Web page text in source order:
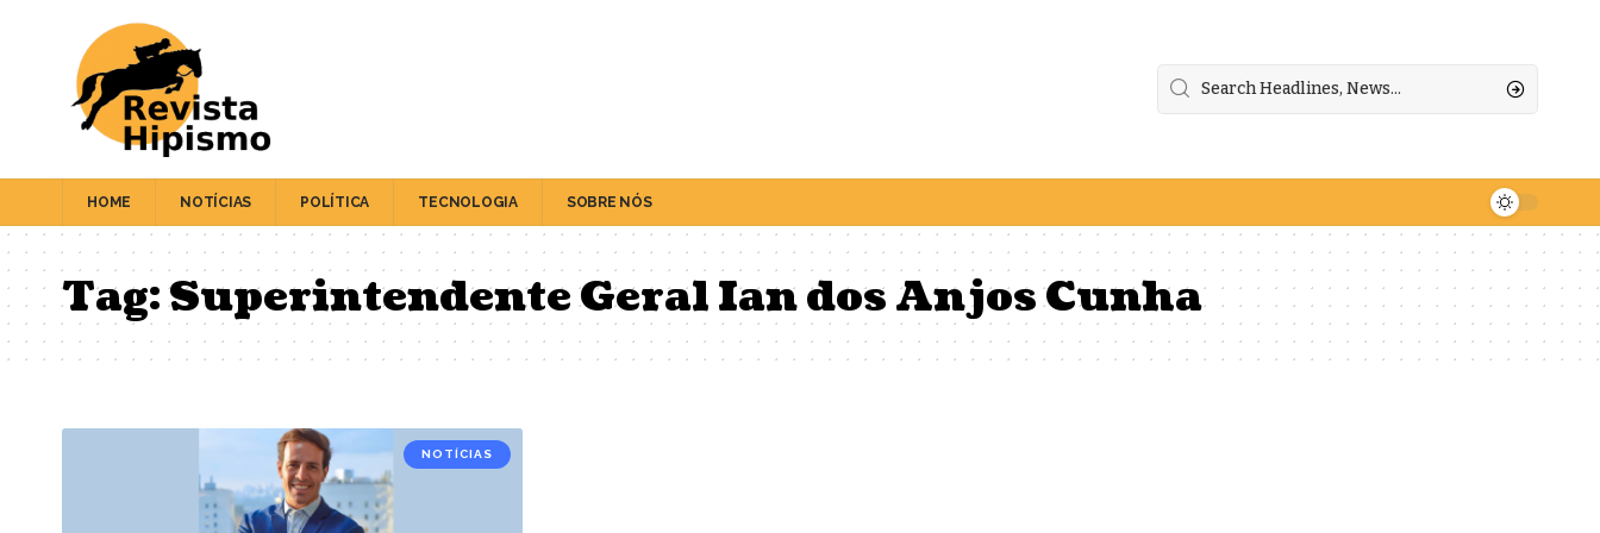
HOME NOTÍCIAS POLÍTICA TECNOLOGIA SOBRE NÓS
Tag:Superintendente Geral Ian dos Anjos Cunha
NOTÍCIAS